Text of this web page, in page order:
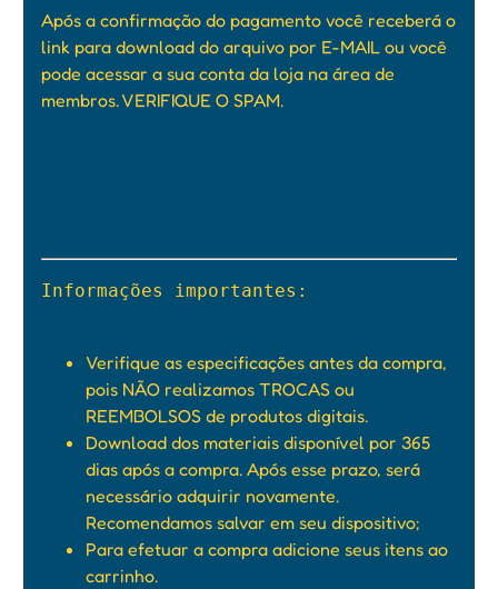
Após a confirmação do pagamento você receberá o
link para download do arquivo por E-MAIL ou você
pode acessar a sua conta da loja na área de
membros. VERIFIQUE O SPAM.
Informações importantes:
Verifique as especificações antes da compra,
pois NÃO realizamos TROCAS ou
REEMBOLSOS de produtos digitais.
Download dos materiais disponível por 365
dias após a compra. Após esse prazo, será
necessário adquirir novamente.
Recomendamos salvar em seu dispositivo;
Para efetuar a compra adicione seus itens ao
carrinho.